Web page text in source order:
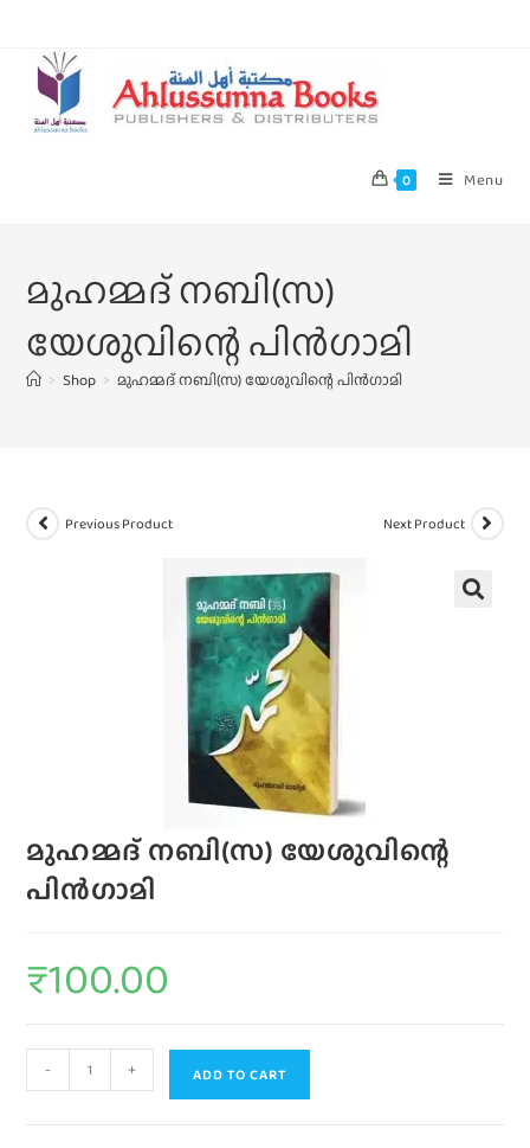
0 Menu
മുഹമ്മദ്‌ നബി(സ)
യേശുവിന്റെ പിന്‍ഗാമി
> Shop > മുഹമ്മദ്‌ നബി(സ) യേശുവിന്റെ പിന്‍ഗാമി
Previous Product Next Product
മുഹമ്മദ്‌ നബി(സ) യേശുവിന്റെ
പിന്‍ഗാമി
₹100.00
- + ADD TO CART